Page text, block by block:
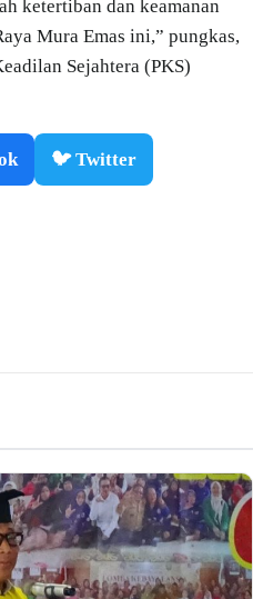
ketertiban dan keamanan
Mura Emas ini,” pungkas,
Sejahtera (PKS)
🐦 Twitter